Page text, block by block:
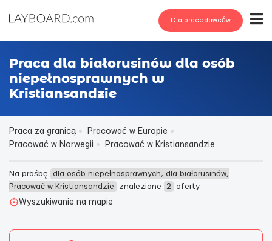
Dla pracodawców
Praca dla białorusinów dla osób
niepełnosprawnych w
Kristiansandzie
Praca za granicą
Pracować w Europie
Pracować w Norwegii
Pracować w Kristiansandzie
Na prośbę dla osób niepełnosprawnych, dla białorusinów,
Pracować w Kristiansandzie
znalezione 2
oferty
Wyszukiwanie na mapie